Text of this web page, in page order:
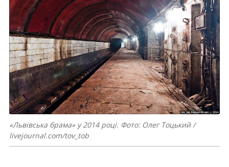
«Львівська брама» у 2014 році. Фото: Олег Тоцький /
livejournal.com/tov_tob